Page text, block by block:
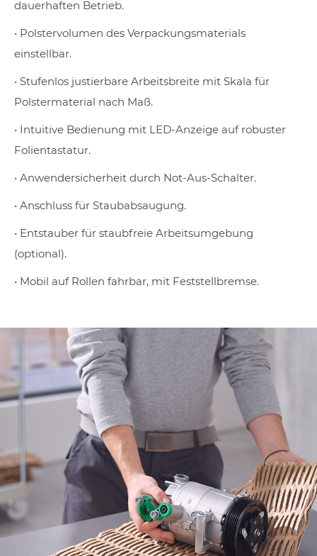
dauerhaften Betrieb.
• Polstervolumen des Verpackungsmaterials
einstellbar.
• Stufenlos justierbare Arbeitsbreite mit Skala für
Polstermaterial nach Maß.
• Intuitive Bedienung mit LED-Anzeige auf robuster
Folientastatur.
• Anwendersicherheit durch Not-Aus-Schalter.
• Anschluss für Staubabsaugung.
• Entstauber für staubfreie Arbeitsumgebung
(optional).
• Mobil auf Rollen fahrbar, mit Feststellbremse.